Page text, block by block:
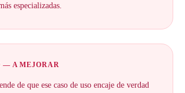
especializadas.
— A MEJORAR
de que ese caso de uso encaje de verdad